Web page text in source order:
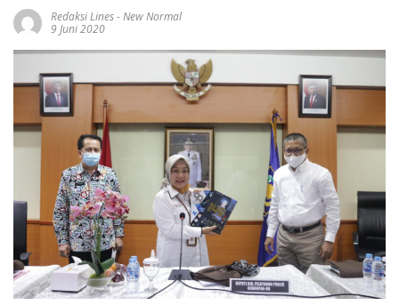
Redaksi Lines-New Normal
9 Juni 2020